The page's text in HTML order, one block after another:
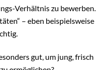
Verhältnis zu bewerben.
– eben beispielsweise
gut, um jung, frisch